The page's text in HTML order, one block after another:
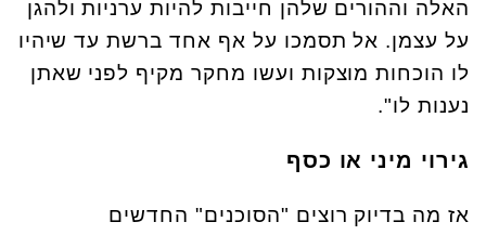
האלה וההורים שלהן חייבות להיות ערניות ולהגן
על עצמן. אל תסמכו על אף אחד ברשת עד שיהיו
לו הוכחות מוצקות ועשו מחקר מקיף לפני שאתן
נענות לו".
גירוי מיני או כסף
אז מה בדיוק רוצים "הסוכנים" החדשים